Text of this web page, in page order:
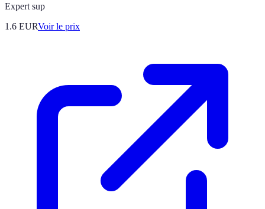
Expert sup
1.6 EURVoir le prix